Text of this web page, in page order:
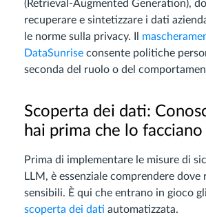
(Retrieval-Augmented Generation),
recuperare e sintetizzare i dati
le norme sulla privacy. Il
DataSunrise consente politiche
seconda del ruolo o del
Scoperta dei dati:
hai prima che lo facciano
Prima di implementare le misure di
LLM, è essenziale comprendere
sensibili. È qui che entrano in gioco
scoperta dei dati automatizzata.